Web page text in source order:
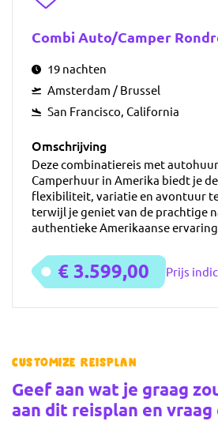
Combi Auto/Camper
19 nachten
Amsterdam / Brussel
San Francisco, California
Omschrijving
Deze combinatiereis met
Camperhuur in Amerika biedt je
flexibiliteit, variatie en avontuur
terwijl je geniet van de prachtige
authentieke Amerikaanse
€ 3.599,00 Prijs
Customize reisplan
Geef aan wat je graag
aan dit reisplan en